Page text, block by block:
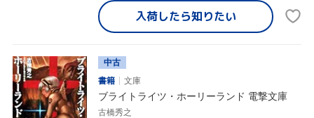
入荷したら知りたい
中古
書籍
文庫
ブライトライツ・ホーリーランド 電撃文庫
古橋秀之